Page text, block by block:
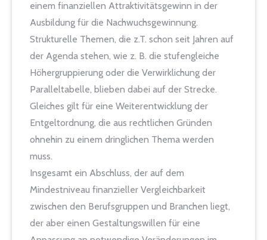
einem finanziellen Attraktivitätsgewinn in der
Ausbildung für die Nachwuchsgewinnung.
Strukturelle Themen, die z.T. schon seit Jahren auf
der Agenda stehen, wie z. B. die stufengleiche
Höhergruppierung oder die Verwirklichung der
Paralleltabelle, blieben dabei auf der Strecke.
Gleiches gilt für eine Weiterentwicklung der
Entgeltordnung, die aus rechtlichen Gründen
ohnehin zu einem dringlichen Thema werden
muss.
Insgesamt ein Abschluss, der auf dem
Mindestniveau finanzieller Vergleichbarkeit
zwischen den Berufsgruppen und Branchen liegt,
der aber einen Gestaltungswillen für eine